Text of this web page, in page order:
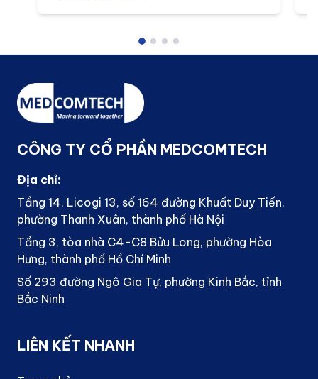
CÔNG TY CỔ PHẦN MEDCOMTECH
Địa chỉ:
Tầng 14, Licogi 13, số 164 đường Khuất Duy Tiến,
phường Thanh Xuân, thành phố Hà Nội
Tầng 3, tòa nhà C4-C8 Bửu Long, phường Hòa
Hưng, thành phố Hồ Chí Minh
Số 293 đường Ngô Gia Tự, phường Kinh Bắc, tỉnh
Bắc Ninh
LIÊN KẾT NHANH